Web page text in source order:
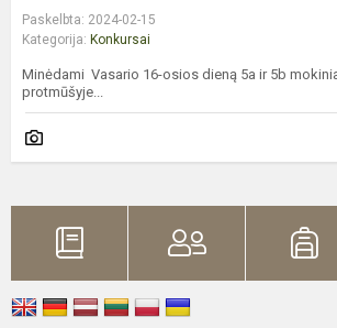
Paskelbta: 2024-02-15
Kategorija: Konkursai
Minėdami Vasario 16-osios dieną 5a ir 5b
protmūšyje...